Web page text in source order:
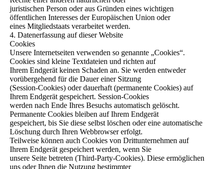
juristischen Person oder aus Gründen eines wichtigen
öffentlichen Interesses der Europäischen Union oder
eines Mitgliedstaats verarbeitet werden.
4. Datenerfassung auf dieser Website
Cookies
Unsere Internetseiten verwenden so genannte „Cookies“.
Cookies sind kleine Textdateien und richten auf
Ihrem Endgerät keinen Schaden an. Sie werden entweder
vorübergehend für die Dauer einer Sitzung
(Session-Cookies) oder dauerhaft (permanente Cookies) auf
Ihrem Endgerät gespeichert. Session-Cookies
werden nach Ende Ihres Besuchs automatisch gelöscht.
Permanente Cookies bleiben auf Ihrem Endgerät
gespeichert, bis Sie diese selbst löschen oder eine automatische
Löschung durch Ihren Webbrowser erfolgt.
Teilweise können auch Cookies von Drittunternehmen auf
Ihrem Endgerät gespeichert werden, wenn Sie
unsere Seite betreten (Third-Party-Cookies). Diese ermöglichen
uns oder Ihnen die Nutzung bestimmter